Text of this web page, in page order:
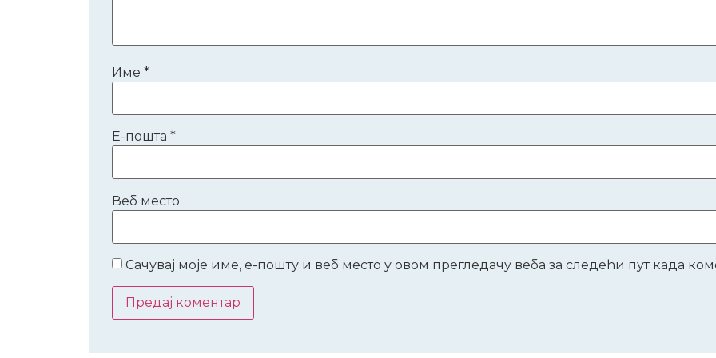
Име *
Е-пошта *
Веб место
Сачувај моје име, е-пошту и веб место у овом прегледачу веба за следећи пут када